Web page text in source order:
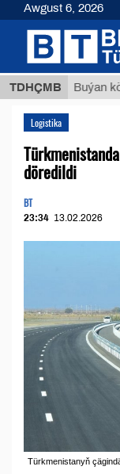
TDHÇMB
Buýan köküniň
Logistika
döredildi
BT
23:34 13.02.2026
Türkmenistanyň
Awgust 6, 2026